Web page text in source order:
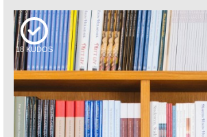
18 KUDOS